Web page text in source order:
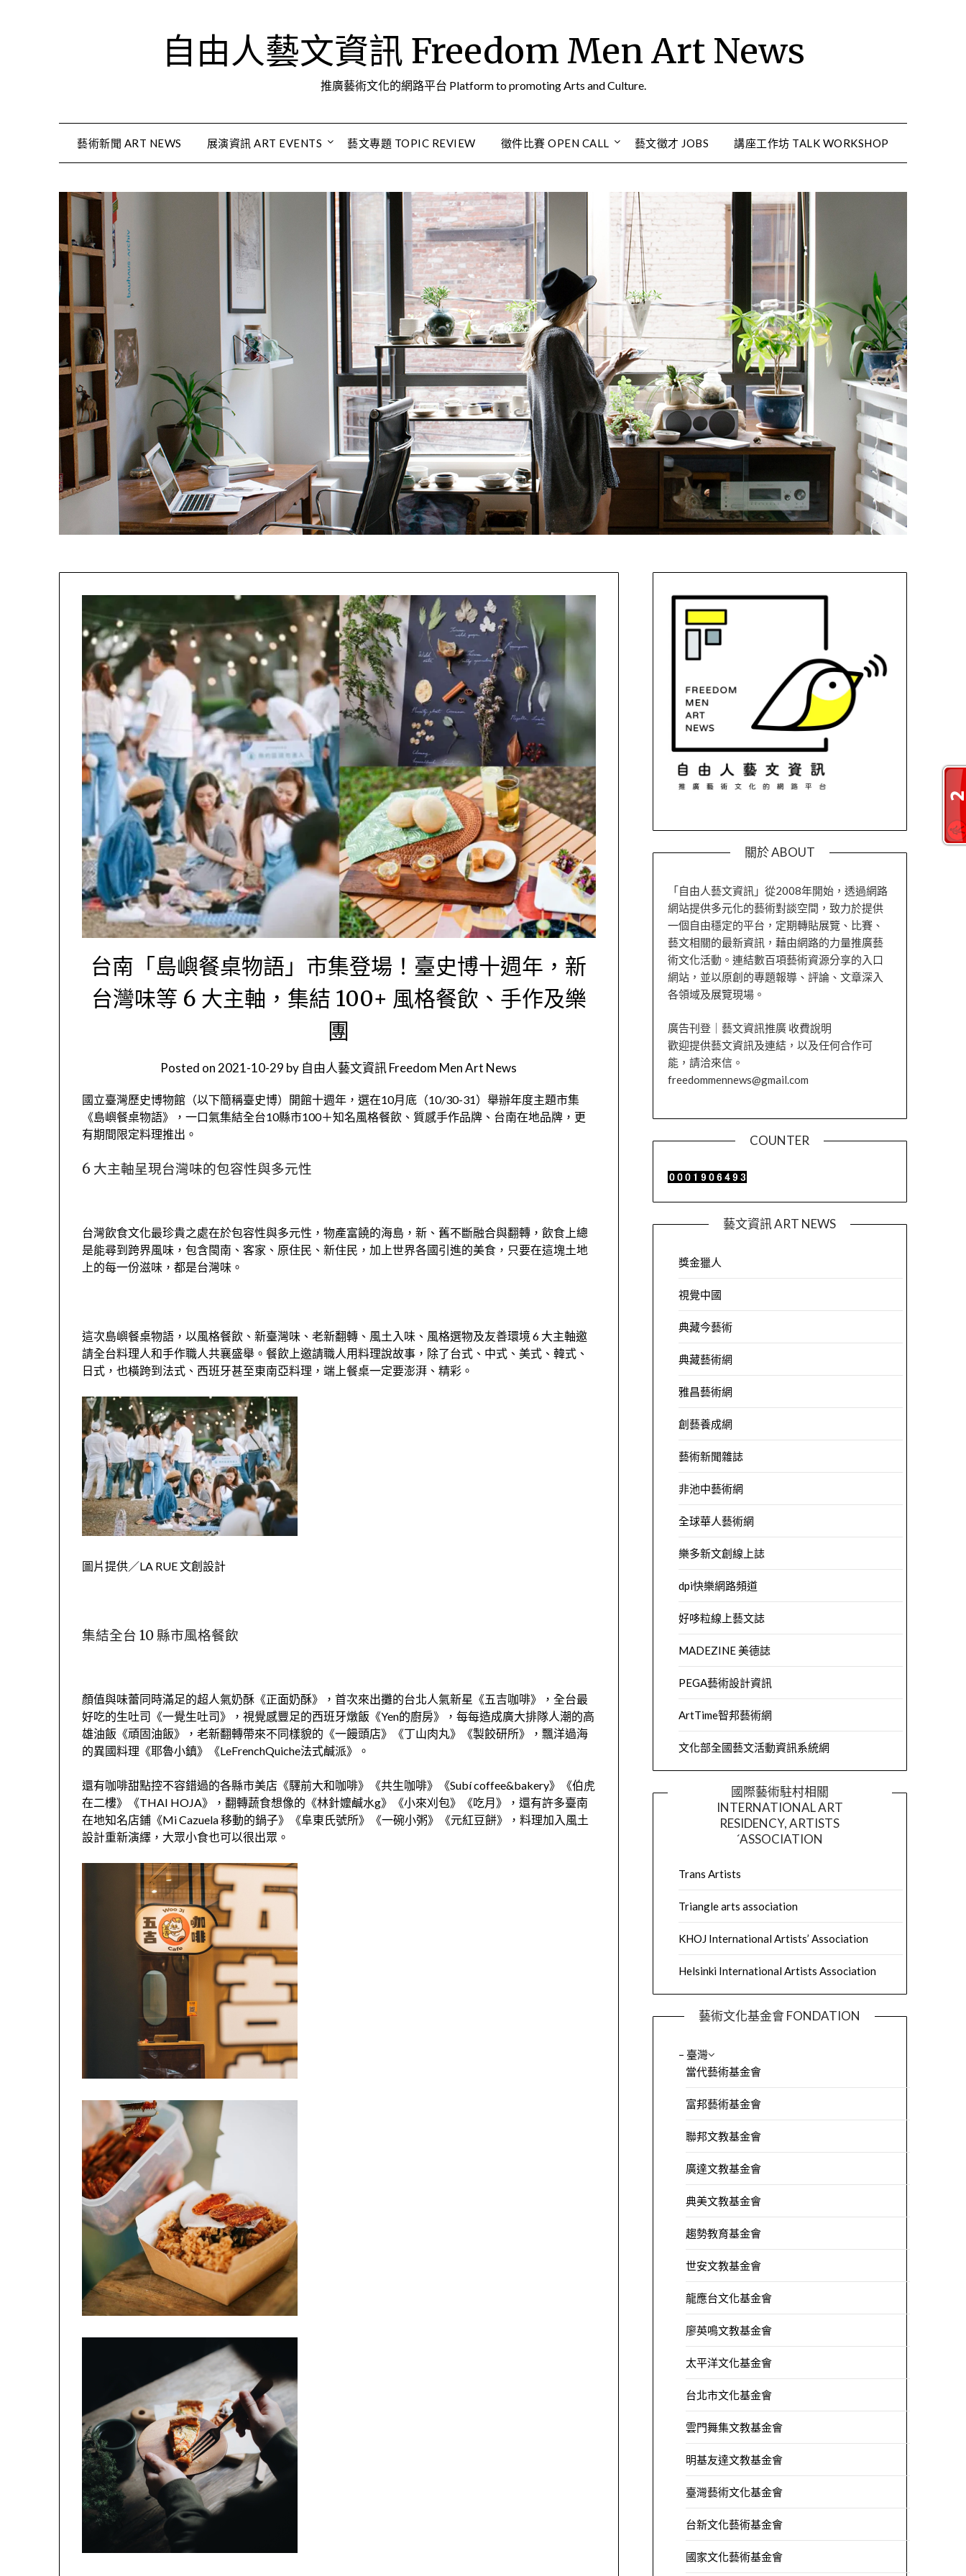
自由人藝文資訊 Freedom Men Art News
推廣藝術文化的網路平台 Platform to promoting Arts and Culture.
藝術新聞 ART NEWS 展演資訊 ART EVENTS 藝文專題 TOPIC REVIEW 徵件比賽 OPEN CALL 藝文徵才 JOBS 講座工作坊 TALK WORKSHOP
台南「島嶼餐桌物語」市集登場！臺史博十週年，新
台灣味等 6 大主軸，集結 100+ 風格餐飲、手作及樂
團
Posted on 2021-10-29 by 自由人藝文資訊 Freedom Men Art News
國立臺灣歷史博物館（以下簡稱臺史博）開館十週年，選在10月底（10/30-31）舉辦年度主題市集
《島嶼餐桌物語》，一口氣集結全台10縣市100＋知名風格餐飲、質感手作品牌、台南在地品牌，更
有期間限定料理推出。
6 大主軸呈現台灣味的包容性與多元性
台灣飲食文化最珍貴之處在於包容性與多元性，物產富饒的海島，新、舊不斷融合與翻轉，飲食上總
是能尋到跨界風味，包含閩南、客家、原住民、新住民，加上世界各國引進的美食，只要在這塊土地
上的每一份滋味，都是台灣味。
這次島嶼餐桌物語，以風格餐飲、新臺灣味、老新翻轉、風土入味、風格選物及友善環境 6 大主軸邀
請全台料理人和手作職人共襄盛舉。餐飲上邀請職人用料理說故事，除了台式、中式、美式、韓式、
日式，也橫跨到法式、西班牙甚至東南亞料理，端上餐桌一定要澎湃、精彩。
圖片提供／LA RUE 文創設計
集結全台 10 縣市風格餐飲
顏值與味蕾同時滿足的超人氣奶酥《正面奶酥》，首次來出攤的台北人氣新星《五吉咖啡》，全台最
好吃的生吐司《一覺生吐司》，視覺感豐足的西班牙燉飯《Yen的廚房》，每每造成廣大排隊人潮的高
雄油飯《頑固油飯》，老新翻轉帶來不同樣貌的《一饅頭店》《丁山肉丸》《製餃研所》，飄洋過海
的異國料理《耶魯小鎮》《LeFrenchQuiche法式鹹派》。
還有咖啡甜點控不容錯過的各縣市美店《驛前大和咖啡》《共生咖啡》《Subí coffee&bakery》《伯虎
在二樓》《THAI HOJA》，翻轉蔬食想像的《林針嬤鹹水g》《小來刈包》《吃月》，還有許多臺南
在地知名店鋪《Mi Cazuela 移動的鍋子》《阜東氏號所》《一碗小粥》《元紅豆餅》，料理加入風土
設計重新演繹，大眾小食也可以很出眾。
關於 ABOUT
「自由人藝文資訊」從2008年開始，透過網路
網站提供多元化的藝術對談空間，致力於提供
一個自由穩定的平台，定期轉貼展覽、比賽、
藝文相關的最新資訊，藉由網路的力量推廣藝
術文化活動。連結數百項藝術資源分享的入口
網站，並以原創的專題報導、評論、文章深入
各領域及展覽現場。
廣告刊登｜藝文資訊推廣 收費說明
歡迎提供藝文資訊及連結，以及任何合作可
能，請洽來信。
freedommennews@gmail.com
COUNTER
藝文資訊 ART NEWS
獎金獵人
視覺中國
典藏今藝術
典藏藝術網
雅昌藝術網
創藝養成網
藝術新聞雜誌
非池中藝術網
全球華人藝術網
樂多新文創線上誌
dpi快樂網路頻道
好哆粒線上藝文誌
MADEZINE 美德誌
PEGA藝術設計資訊
ArtTime智邦藝術網
文化部全國藝文活動資訊系統網
國際藝術駐村相關
INTERNATIONAL ART
RESIDENCY, ARTISTS
´ASSOCIATION
Trans Artists
Triangle arts association
KHOJ International Artists’ Association
Helsinki International Artists Association
藝術文化基金會 FONDATION
– 臺灣
當代藝術基金會
富邦藝術基金會
聯邦文教基金會
廣達文教基金會
典美文教基金會
趨勢教育基金會
世安文教基金會
龍應台文化基金會
廖英鳴文教基金會
太平洋文化基金會
台北市文化基金會
雲門舞集文教基金會
明基友達文教基金會
臺灣藝術文化基金會
台新文化藝術基金會
國家文化藝術基金會